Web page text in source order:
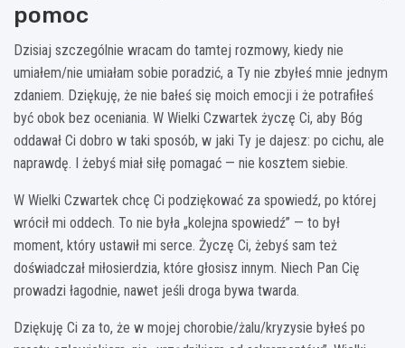
pomoc
Dzisiaj szczególnie wracam do tamtej rozmowy, kiedy nie
umiałem/nie umiałam sobie poradzić, a Ty nie zbyłeś mnie jednym
zdaniem. Dziękuję, że nie bałeś się moich emocji i że potrafiłeś
być obok bez oceniania. W Wielki Czwartek życzę Ci, aby Bóg
oddawał Ci dobro w taki sposób, w jaki Ty je dajesz: po cichu, ale
naprawdę. I żebyś miał siłę pomagać — nie kosztem siebie.
W Wielki Czwartek chcę Ci podziękować za spowiedź, po której
wrócił mi oddech. To nie była „kolejna spowiedź” — to był
moment, który ustawił mi serce. Życzę Ci, żebyś sam też
doświadczał miłosierdzia, które głosisz innym. Niech Pan Cię
prowadzi łagodnie, nawet jeśli droga bywa twarda.
Dziękuję Ci za to, że w mojej chorobie/żalu/kryzysie byłeś po